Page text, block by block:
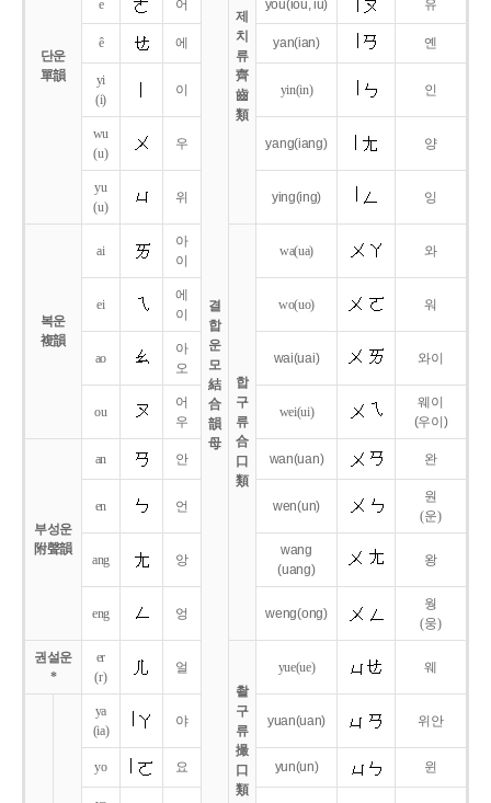
단운
單韻
결
합
운
모
結
合
韻
母
제
치
류
齊
齒
類
e 어 you(iou,iu) 유
ê 에 yan(ian) 옌
yi
(i)
이 yin(in) 인
wu
(u)
우 yang(iang) 양
yu
(u)
위 ying(ing) 잉
복운
複韻
ai
아
이
합
구
류
合
口
類
wa(ua) 와
ei
에
이
wo(uo) 워
ao
아
오
wai(uai) 와이
ou
어
우
wei(ui)
웨이
(우이)
부성운
附聲韻
an 안 wan(uan) 완
en 언 wen(un)
원
(운)
ang 앙
wang
(uang)
왕
eng 엉 weng(ong)
웡
(웅)
권설운
*
er
(r)
얼
촬
구
류
撮
口
類
yue(ue) 웨
ya
(ia)
야 yuan(uan) 위안
yo 요 yun(un) 윈